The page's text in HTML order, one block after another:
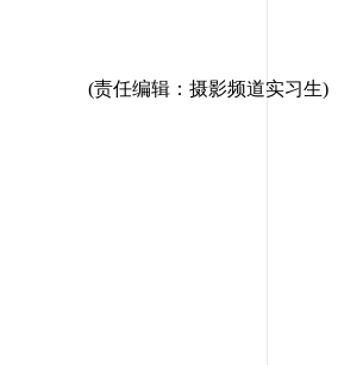
(责任编辑：摄影频道实习生)